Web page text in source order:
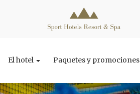
El hotel Paquetes y promociones